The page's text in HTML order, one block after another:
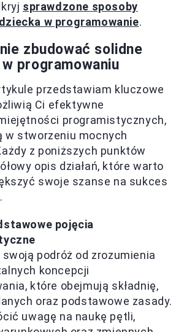
sprawdzone sposoby
w programowanie.
zbudować solidne
programowaniu
przedstawiam kluczowe
Ci efektywne
programistycznych,
w stworzeniu mocnych
z poniższych punktów
opis działań, które warto
swoje szanse na sukces
pojęcia
swoją podróż od zrozumienia
koncepcji
które obejmują składnię,
oraz podstawowe zasady.
uwagę na naukę pętli,